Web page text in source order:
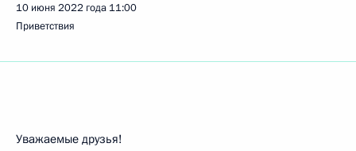
10 июня 2022 года 11:00
Приветствия
Уважаемые друзья!